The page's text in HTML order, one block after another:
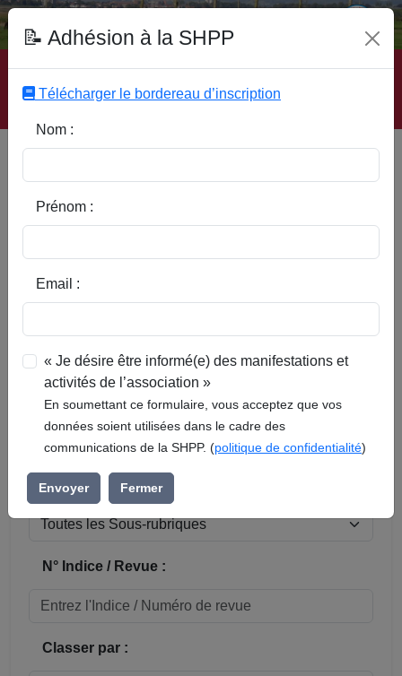
Accueil | Site SHPP | Auteurs | Editeurs | Rubriques |
Sous-Rubriques | Mots-Clefs | Contact
Réinitialiser
Sous-rubrique / Commune :
N° Indice / Revue :
Classer par :
📝 Adhésion à la SHPP
Télécharger le bordereau d’inscription
Nom :
Prénom :
Email :
« Je désire être informé(e) des manifestations et
activités de l’association »
En soumettant ce formulaire, vous acceptez que vos
données soient utilisées dans le cadre des
communications de la SHPP. (politique de confidentialité)
Envoyer Fermer